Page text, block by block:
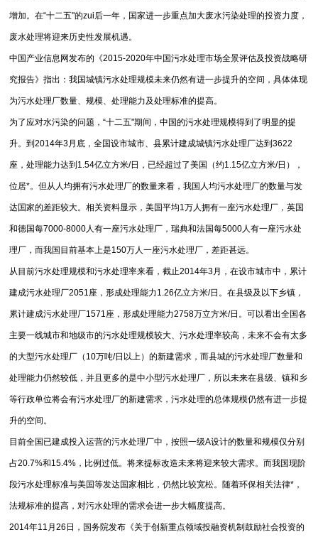
增加。在“十二五"的zui后一年，国家进一步重点加大废水污染处理的投资力度，
废水处理将迎来历史性发展机遇。
中国产业信息网发布的《2015-2020年中国污水处理市场全景评估及投资战略研
究报告》指出：我国城镇污水处理规模未来仍然有进一步提升的空间，具体体现
为污水处理厂数量、规模、处理能力及处理标准的提高。
为了应对水污染的问题，“十二五"期间，中国的污水处理规模得到了明显的提
升。到2014年3月底，全国设市城市、县累计建成城镇污水处理厂达到3622
座，处理能力达到1.54亿立方米/日，已经超过了美国（约1.15亿立方米/日），
位居*。但从人均拥有污水处理厂的数量来看，我国人均污水处理厂的数量与发
达国家的差距较大。相关资料显示，美国平均1万人拥有一座污水处理厂，英国
和德国每7000-8000人有一座污水处理厂，瑞典和法国每5000人有一座污水处
理厂，而我国目前基本上是150万人一座污水处理厂，差距甚远。
从目前污水处理规模和污水处理率来看，截止2014年3月，在设市城市中，累计
建成污水处理厂2051座，形成处理能力1.26亿立方米/日。在县级及以下乡镇，
累计建成污水处理厂1571座，形成处理能力2758万立方米/日。可以看出全国各
主要一线城市和地级市的污水处理规模较大、污水处理率较高，未来不会有太多
的大型污水处理厂（10万吨/日以上）的新建需求，而县城的污水处理厂数量和
处理能力仍然较低，并且更多的是中小型污水处理厂，所以未来在县级、镇和乡
等行政单位将会有污水处理厂的新建需求，污水处理的总体规模仍然有进一步提
升的空间。
目前全国已建成投入运营的污水处理厂中，按照一级A设计的数量和规模仅分别
占20.7%和15.4%，比例过低。将来提标改造未来将迎来较大需求。而我国现阶
段污水处理标准与美国等发达国家相比，仍然比较宽松。随着环保相关法律*，
法规标准的提高，对污水处理的需求会进一步大幅度提高。
2014年11月26日，国务院发布《关于创新重点领域投融资机制鼓励社会投资的